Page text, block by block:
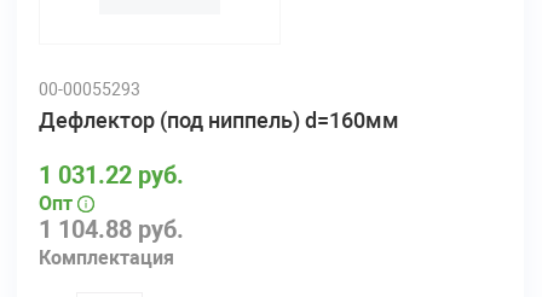
00-00055293
Дефлектор (под ниппель) d=160мм
1 104.88 руб.
Комплектация
1 031.22 руб.
Опт